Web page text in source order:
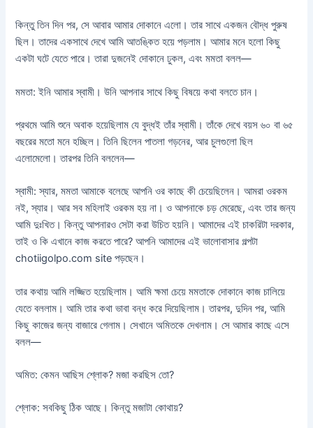
কিন্তু তিন দিন পর, সে আবার আমার দোকানে এলো। তার সাথে একজন বৌদ্ধ পুরুষ
ছিল। তাদের একসাথে দেখে আমি আতঙ্কিত হয়ে পড়লাম। আমার মনে হলো কিছু
একটা ঘটে যেতে পারে। তারা দুজনেই দোকানে ঢুকল, এবং মমতা বলল—
মমতা: ইনি আমার স্বামী। উনি আপনার সাথে কিছু বিষয়ে কথা বলতে চান।
প্রথমে আমি শুনে অবাক হয়েছিলাম যে বুদ্ধই তাঁর স্বামী। তাঁকে দেখে বয়স ৬০ বা ৬৫
বছরের মতো মনে হচ্ছিল। তিনি ছিলেন পাতলা গড়নের, আর চুলগুলো ছিল
এলোমেলো। তারপর তিনি বললেন—
স্বামী: স্যার, মমতা আমাকে বলেছে আপনি ওর কাছে কী চেয়েছিলেন। আমরা ওরকম
নই, স্যার। আর সব মহিলাই ওরকম হয় না। ও আপনাকে চড় মেরেছে, এবং তার জন্য
আমি দুঃখিত। কিন্তু আপনারও সেটা করা উচিত হয়নি। আমাদের এই চাকরিটা দরকার,
তাই ও কি এখানে কাজ করতে পারে? আপনি আমাদের এই ভালোবাসার গল্পটা
chotiigolpo.com site পড়ছেন।
তার কথায় আমি লজ্জিত হয়েছিলাম। আমি ক্ষমা চেয়ে মমতাকে দোকানে কাজ চালিয়ে
যেতে বললাম। আমি তার কথা ভাবা বন্ধ করে দিয়েছিলাম। তারপর, দুদিন পর, আমি
কিছু কাজের জন্য বাজারে গেলাম। সেখানে অমিতকে দেখলাম। সে আমার কাছে এসে
বলল—
অমিত: কেমন আছিস শ্লোক? মজা করছিস তো?
শ্লোক: সবকিছু ঠিক আছে। কিন্তু মজাটা কোথায়?